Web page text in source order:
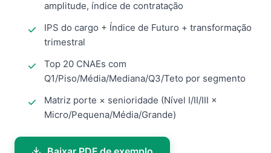
amplitude, índice de contratação
IPS do cargo + Índice de Futuro + transformação
trimestral
Top 20 CNAEs com
Q1/Piso/Média/Mediana/Q3/Teto por segmento
Matriz porte × senioridade (Nível I/II/III ×
Micro/Pequena/Média/Grande)